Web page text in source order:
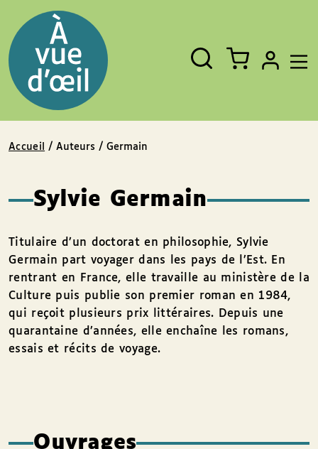
Fermer
Rechercher
un
livre,
un
auteur,
un
EAN
Accueil / Auteurs / Germain
Sylvie Germain
Titulaire d’un doctorat en philosophie, Sylvie
Germain part voyager dans les pays de l’Est. En
rentrant en France, elle travaille au ministère de la
Culture puis publie son premier roman en 1984,
qui reçoit plusieurs prix littéraires. Depuis une
quarantaine d’années, elle enchaîne les romans,
essais et récits de voyage.
Ouvrages